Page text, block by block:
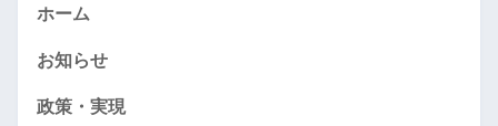
ホーム
お知らせ
政策・実現